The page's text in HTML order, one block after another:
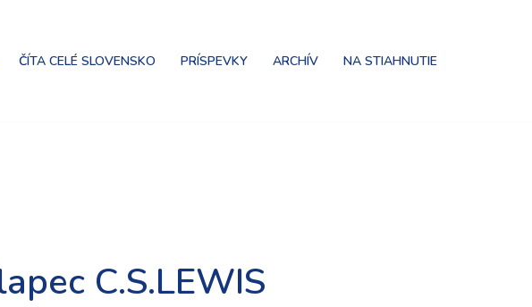
ČÍTA CELÉ SLOVENSKO PRÍSPEVKY ARCHÍV NA STIAHNUTIE
C.S.LEWIS